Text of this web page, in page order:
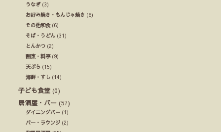
うなぎ(3)
お好み焼き・もんじゃ焼き (6)
その他和食(6)
そば・うどん (31)
とんかつ (2)
割烹・料亭(9)
天ぷら (15)
海鮮・すし (14)
子ども食堂 (0)
居酒屋・バー (57)
ダイニングバー (1)
バー・ラウンジ (2)